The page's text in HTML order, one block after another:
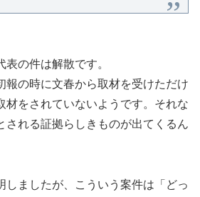
の件は解散です。
の時に文春から取材を受けただけ
材をされていないようです。それな
される証拠らしきものが出てくるん
ましたが、こういう案件は「どっ